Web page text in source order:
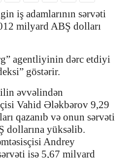
iş adamlarının sərvəti
milyard ABŞ dolları
agentliyinin dərc etdiyi
göstərir.
ilin əvvəlindən
Vahid Ələkbərov 9,29
qazanıb və onun sərvəti
dollarına yüksəlib.
Andrey
isə 5,67 milyard